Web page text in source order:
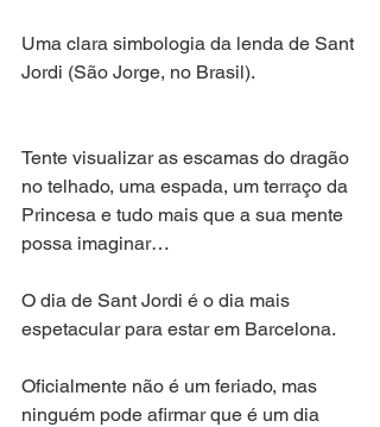
Uma clara simbologia da lenda de Sant
Jordi (São Jorge, no Brasil).
Tente visualizar as escamas do dragão
no telhado, uma espada, um terraço da
Princesa e tudo mais que a sua mente
possa imaginar…
O dia de Sant Jordi é o dia mais
espetacular para estar em Barcelona.
Oficialmente não é um feriado, mas
ninguém pode afirmar que é um dia